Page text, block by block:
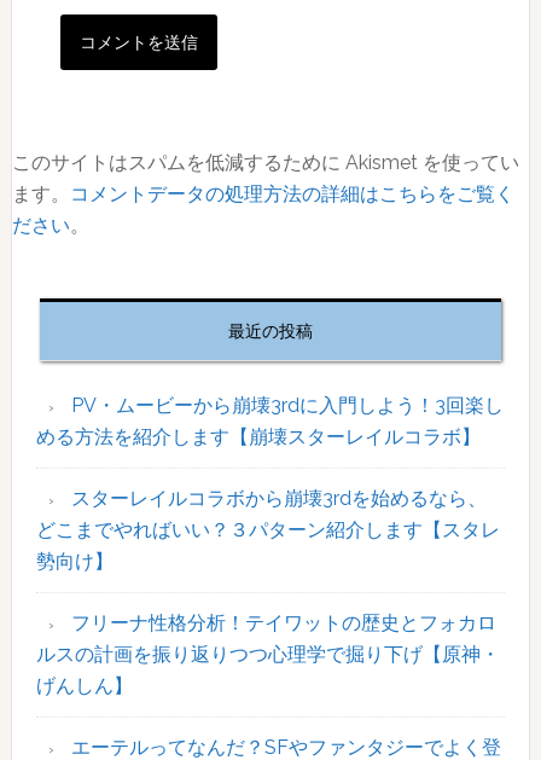
このサイトはスパムを低減するために Akismet を使ってい
ます。
コメントデータの処理方法の詳細はこちらをご覧く
ださい。
ド
バ
最近の投稿
PV・ムービーから崩壊3rdに入門しよう！3回楽し
める方法を紹介します【崩壊スターレイルコラボ】
スターレイルコラボから崩壊3rdを始めるなら、
どこまでやればいい？３パターン紹介します【スタレ
勢向け】
フリーナ性格分析！テイワットの歴史とフォカロ
ルスの計画を振り返りつつ心理学で掘り下げ【原神・
げんしん】
エーテルってなんだ？SFやファンタジーでよく登